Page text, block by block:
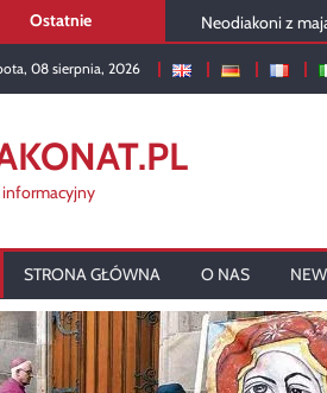
Ostatnie
Neodiakoni z
Rekolekcje 2026
USA: Portret
08 sierpnia, 2026
informacyjny
STRONA GŁÓWNA O NAS